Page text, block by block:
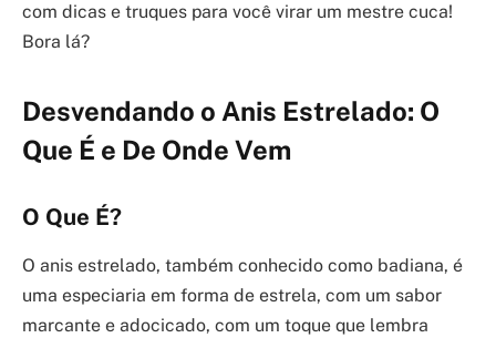
com dicas e truques para você virar um mestre cuca!
Bora lá?
Desvendando o Anis Estrelado: O
Que É e De Onde Vem
O Que É?
O anis estrelado, também conhecido como badiana, é
uma especiaria em forma de estrela, com um sabor
marcante e adocicado, com um toque que lembra